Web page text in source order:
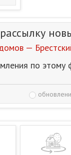
—
по этому